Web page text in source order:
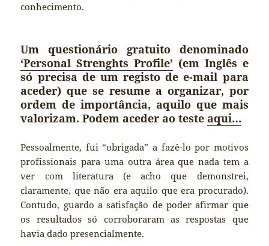
conhecimento.
Um questionário gratuito denominado
‘Personal Strenghts Profile’ (em Inglês e
só precisa de um registo de e-mail para
aceder) que se resume a organizar, por
ordem de importância, aquilo que mais
valorizam. Podem aceder ao testeaqui…
Pessoalmente, fui “obrigada” a fazê-lo por motivos
profissionais para uma outra área que nada tem a
ver com literatura (e acho que demonstrei,
claramente, que não era aquilo que era procurado).
Contudo, guardo a satisfação de poder afirmar que
os resultados só corroboraram as respostas que
havia dado presencialmente.